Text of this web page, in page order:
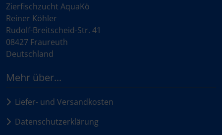
Zierfischzucht AquaKö
Reiner Köhler
Rudolf-Breitscheid-Str. 41
08427 Fraureuth
Deutschland
Mehr über...
Liefer- und Versandkosten
Datenschutzerklärung